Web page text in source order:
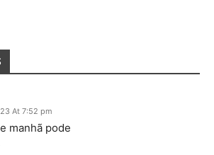
At 7:52 pm
manhã pode